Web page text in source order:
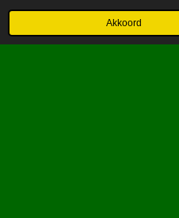
Akkoord
Telefoonnummer